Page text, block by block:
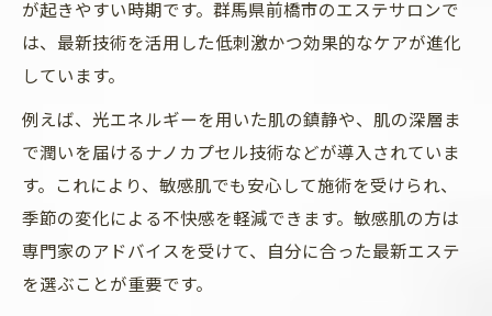
が起きやすい時期です。群馬県前橋市のエステサロンで
は、最新技術を活用した低刺激かつ効果的なケアが進化
しています。
例えば、光エネルギーを用いた肌の鎮静や、肌の深層ま
で潤いを届けるナノカプセル技術などが導入されていま
す。これにより、敏感肌でも安心して施術を受けられ、
季節の変化による不快感を軽減できます。敏感肌の方は
専門家のアドバイスを受けて、自分に合った最新エステ
を選ぶことが重要です。